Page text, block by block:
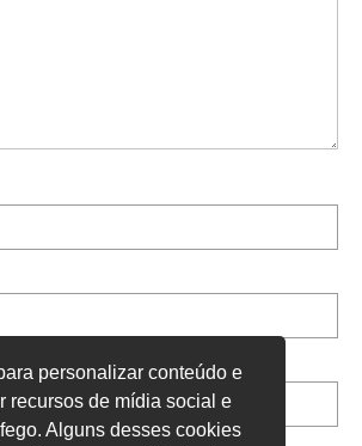
personalizar conteúdo e
recursos de mídia social e
Alguns desses cookies